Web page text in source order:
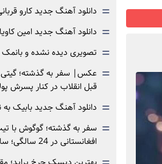
= دانلود آهنگ جدید کارو
= دانلود آهنگ جدید امین
= تصویری دیده نشده و
= عکس| سفر به گذشته؛ گیتی
قبل انقلاب در کنار پسرش
= دانلود آهنگ جدید بابیک به
= سفر به گذشته؛ گوگوش با
افغانستانی در 24 سالگی؛ سال 53